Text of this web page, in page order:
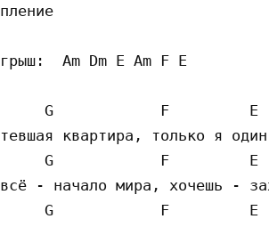
Am Dm E Am F E
G            F         E
квартира, только я один
G            F         E
- начало мира, хочешь -
G            F         E